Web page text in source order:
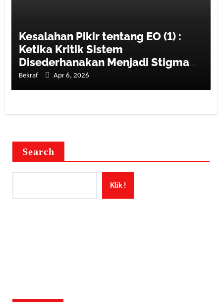
Kesalahan Pikir tentang EO (1) :
Ketika Kritik Sistem
Disederhanakan Menjadi Stigma
Profesi
Bekraf Apr 6, 2026
Search
Klik !